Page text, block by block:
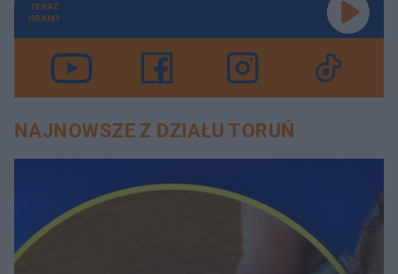
TERAZ
GRAMY
NAJNOWSZE Z DZIAŁU TORUŃ